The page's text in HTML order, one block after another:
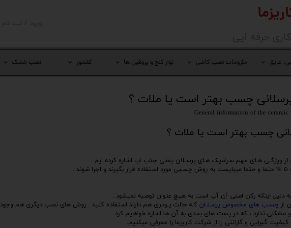
تغییر گذر واژه
سفارشات
عایق ملزومات نصب کاشی نوار کنج و پروفیل ها کفشور نصب خشک
چسب بهتر است یا ملات ؟
General information of the ceramic
چسب بهتر است یا ملات ؟
از ویژگـی هـای مهم سرامیک هـای پرسـلان یعنی جذب اب اشاره کرده ایم .
دلیل اینکه رکن اصلی آن آب است به هیچ عنوان توصیه نمیشود .
ازچسـب های مخصوص پرسـلـان کـه حالت پـودری هم دارند استفاده کنید . روش های نصب دیگری هم وجود
مشکلی ندارد ، که در پست های بعدی به آن ها اشاره خواهیم کرد.
گیرایی و گارانتی را از شرکت کاریزما را معرفی میکنیم.